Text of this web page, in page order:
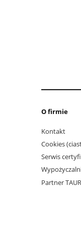
O firmie
Kontakt
Cookies
Serwis
Partner